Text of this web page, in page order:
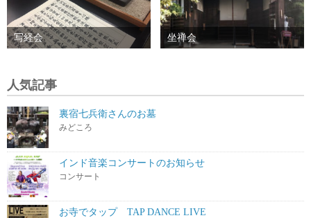
写経会 坐禅会
人気記事
裏宿七兵衛さんのお墓
みどころ
インド音楽コンサートのお知らせ
コンサート
お寺でタップ TAP DANCE LIVE